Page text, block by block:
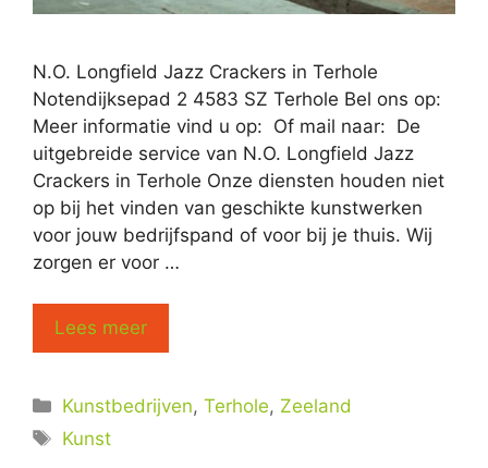
N.O. Longfield Jazz Crackers in Terhole
Notendijksepad 2 4583 SZ Terhole Bel ons op:
Meer informatie vind u op: Of mail naar: De
uitgebreide service van N.O. Longfield Jazz
Crackers in Terhole Onze diensten houden niet
op bij het vinden van geschikte kunstwerken
voor jouw bedrijfspand of voor bij je thuis. Wij
zorgen er voor …
Lees meer
Categorieën
Kunstbedrijven,Terhole, Zeeland
Tags
Kunst